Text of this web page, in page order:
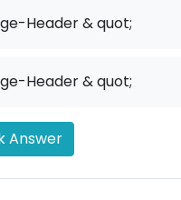
Header & quot;
Header & quot;
Answer